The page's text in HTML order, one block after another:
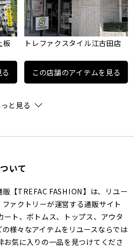
板
トレファクスタイル江古田店
この店舗のアイテムを見る
と見る
いて
【TREFAC FASHION】は、リユー
ァクトリーが運営する通販サイト
ート、ボトムス、トップス、アウタ
様々なアイテムをリユースならでは
お気に入りの一品を見つけてくださ